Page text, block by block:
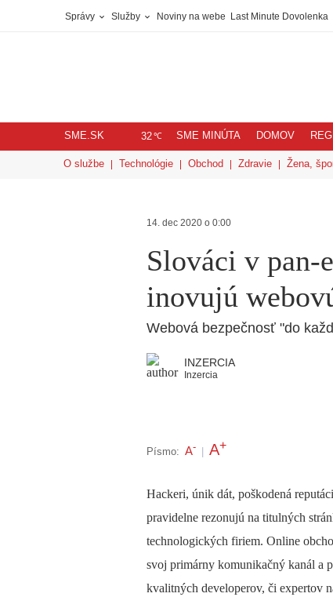
Správy Služby Noviny na webe Last Minute Dovolenka
SME.SK 32℃ SME MINÚTA DOMOV
O službe Technológie Obchod Zdravie Žena,
14. dec 2020 o 0:00
Slováci v pan-
inovujú
Webová bezpečnosť "do
INZERCIA
Inzercia
Písmo: A- A+
Hackeri, únik dát, poškodená
pravidelne rezonujú na titulných
technologických firiem. Online
svoj primárny komunikačný kanál a
kvalitných developerov, či expertov